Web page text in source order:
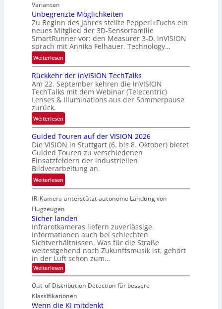
a
u
m
f
a
h
r
t
t
e
c
h
i
k
t
n
e
r
s
c
h
a
f
t
i
s
c
h
e
n
4
K
-
M
e
m
s
u
n
d
M
a
n
t
Varianten
Unbegrenzte Möglichkeiten
Zu Beginn des Jahres stellte Pepperl+Fuchs ein
neues Mitglied der 3D-Sensorfamilie
SmartRunner vor: den Measurer 3-D. inVISION
sprach mit Annika Felhauer, Technology…
Weiterlesen:
U
n
b
e
g
r
e
z
t
e
M
ö
g
l
i
c
h
k
e
i
t
e
Rückkehr der inVISION TechTalks
Am 22. September kehren die inVISION
TechTalks mit dem Webinar (Telecentric)
Lenses & Illuminations aus der Sommerpause
zurück.
Weiterlesen:
R
ü
c
k
k
e
h
d
e
r
i
n
V
I
S
I
O
N
T
Guided Touren auf der VISION 2026
Die VISION in Stuttgart (6. bis 8. Oktober) bietet
Guided Touren zu verschiedenen
Einsatzfeldern der industriellen
Bildverarbeitung an.
Weiterlesen:
G
u
i
d
e
d
T
o
u
r
IR-Kamera unterstützt autonome Landung von
Flugzeugen
Sicher landen
Infrarotkameras liefern zuverlässige
Informationen auch bei schlechten
Sichtverhältnissen. Was für die Straße
weitestgehend noch Zukunftsmusik ist, gehört
in der Luft schon zum…
Weiterlesen:
S
c
h
Out-of-Distribution Detection für bessere
Klassifikationen
Wenn die KI mitdenkt